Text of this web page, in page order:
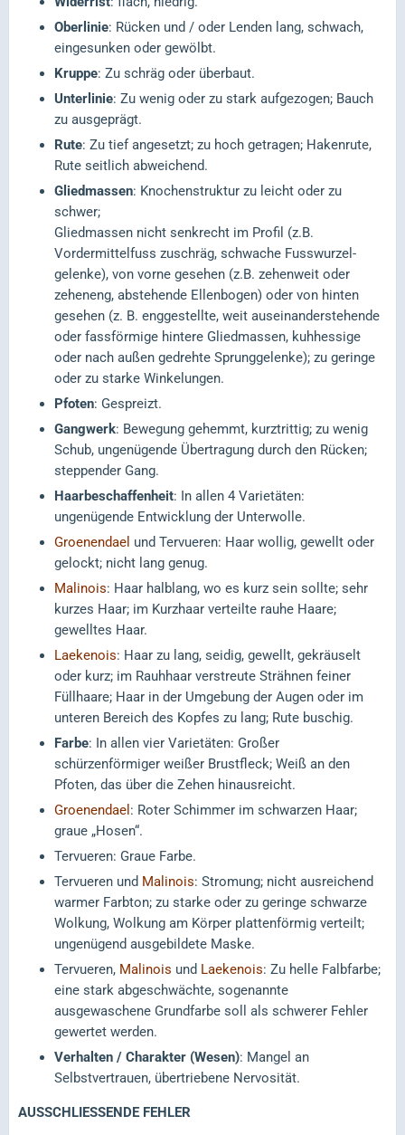
Oberlinie: Rücken und / oder Lenden lang, schwach,
eingesunken oder gewölbt.
Kruppe: Zu schräg oder überbaut.
Unterlinie: Zu wenig oder zu stark aufgezogen; Bauch
zu ausgeprägt.
Rute: Zu tief angesetzt; zu hoch getragen; Hakenrute,
Rute seitlich abweichend.
Gliedmassen: Knochenstruktur zu leicht oder zu
schwer;
Gliedmassen nicht senkrecht im Profil (z.B.
Vordermittelfuss zuschräg, schwache Fusswurzel-
gelenke), von vorne gesehen (z.B. zehenweit oder
zeheneng, abstehende Ellenbogen) oder von hinten
gesehen (z. B. enggestellte, weit auseinanderstehende
oder fassförmige hintere Gliedmassen, kuhhessige
oder nach außen gedrehte Sprunggelenke); zu geringe
oder zu starke Winkelungen.
Pfoten: Gespreizt.
Gangwerk: Bewegung gehemmt, kurztrittig; zu wenig
Schub, ungenügende Übertragung durch den Rücken;
steppender Gang.
Haarbeschaffenheit: In allen 4 Varietäten:
ungenügende Entwicklung der Unterwolle.
Groenendael und Tervueren: Haar wollig, gewellt oder
gelockt; nicht lang genug.
Malinois: Haar halblang, wo es kurz sein sollte; sehr
kurzes Haar; im Kurzhaar verteilte rauhe Haare;
gewelltes Haar.
Laekenois: Haar zu lang, seidig, gewellt, gekräuselt
oder kurz; im Rauhhaar verstreute Strähnen feiner
Füllhaare; Haar in der Umgebung der Augen oder im
unteren Bereich des Kopfes zu lang; Rute buschig.
Farbe: In allen vier Varietäten: Großer
schürzenförmiger weißer Brustfleck; Weiß an den
Pfoten, das über die Zehen hinausreicht.
Groenendael : Roter Schimmer im schwarzen Haar;
graue „Hosen“.
Tervueren: Graue Farbe.
Tervueren und Malinois: Stromung; nicht ausreichend
warmer Farbton; zu starke oder zu geringe schwarze
Wolkung, Wolkung am Körper plattenförmig verteilt;
ungenügend ausgebildete Maske.
Tervueren, Malinois und Laekenois: Zu helle Falbfarbe;
eine stark abgeschwächte, sogenannte
ausgewaschene Grundfarbe soll als schwerer Fehler
gewertet werden.
Verhalten / Charakter (Wesen): Mangel an
Selbstvertrauen, übertriebene Nervosität.
AUSSCHLIESSENDE FEHLER